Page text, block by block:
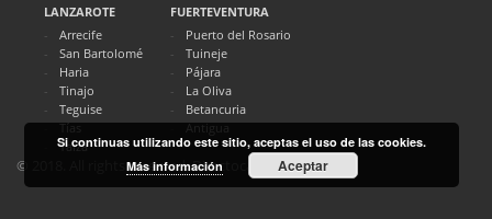
LANZAROTE
Arrecife
San Bartolomé
Haria
Tinajo
Teguise
Tías
Yaiza
FUERTEVENTURA
Puerto del Rosario
Tuineje
Pájara
La Oliva
Betancuria
Antigua
© 2018. All rights reserved. Directocanarias.com
Si continuas utilizando este sitio, aceptas el uso de las cookies.
Más información
Aceptar